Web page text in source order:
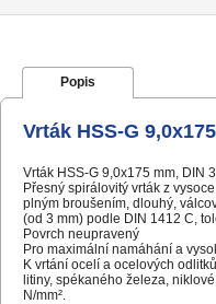
Popis
Vrták HSS-G
Vrták HSS-G 9,0x175 mm, DIN
Přesný spirálovitý vrták z
plným broušením, dlouhý,
(od 3 mm) podle DIN 1412 C,
Povrch neupravený
Pro maximální namáhání a
K vrtání ocelí a ocelových
litiny, spékaného železa,
N/mm².